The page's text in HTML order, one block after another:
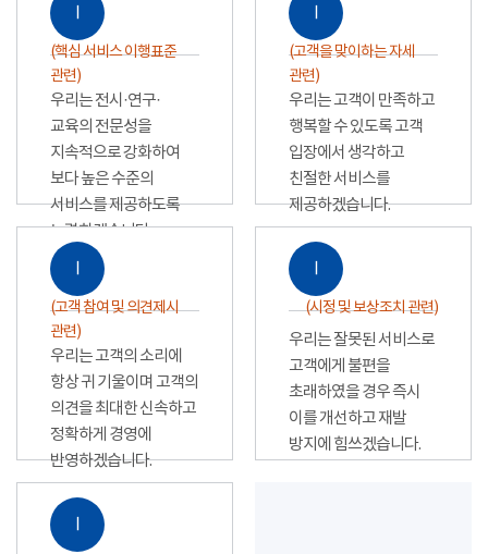
Ⅰ
(핵심 서비스 이행표준
관련)
우리는 전시·연구·
교육의 전문성을
지속적으로 강화하여
보다 높은 수준의
서비스를 제공하도록
노력하겠습니다.
Ⅰ
(고객을 맞이하는 자세
관련)
우리는 고객이 만족하고
행복할 수 있도록 고객
입장에서 생각하고
친절한 서비스를
제공하겠습니다.
Ⅰ
(고객 참여 및 의견제시
관련)
우리는 고객의 소리에
항상 귀 기울이며 고객의
의견을 최대한 신속하고
정확하게 경영에
반영하겠습니다.
Ⅰ
(시정 및 보상조치 관련)
우리는 잘못된 서비스로
고객에게 불편을
초래하였을 경우 즉시
이를 개선하고 재발
방지에 힘쓰겠습니다.
Ⅰ